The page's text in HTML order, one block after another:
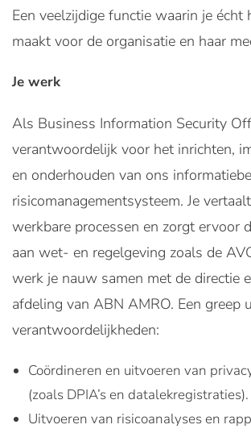
Een veelzijdige functie waarin je écht
maakt voor de organisatie en haar
Je werk
Als Business Information Security
verantwoordelijk voor het inrichten,
en onderhouden van ons
risicomanagementsysteem. Je
werkbare processen en zorgt ervoor
aan wet- en regelgeving zoals de
werk je nauw samen met de directie
afdeling van ABN AMRO. Een greep
verantwoordelijkheden:
Coördineren en uitvoeren van
(zoals DPIA’s en datalekregistraties).
Uitvoeren van risicoanalyses en